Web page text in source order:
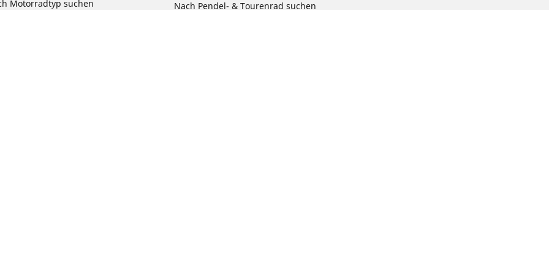
Motorradtyp suchen
Nach Pendel- & Tourenrad suchen